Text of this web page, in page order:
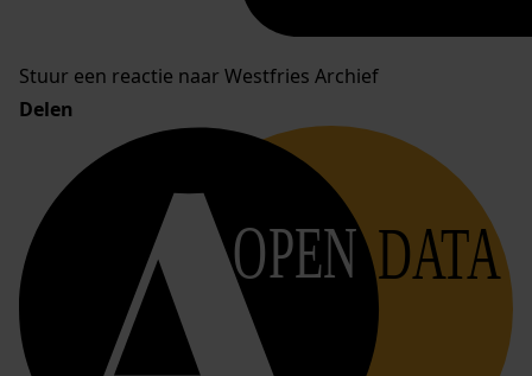
Stuur een reactie naar Westfries Archief
Delen
OPEN DATA